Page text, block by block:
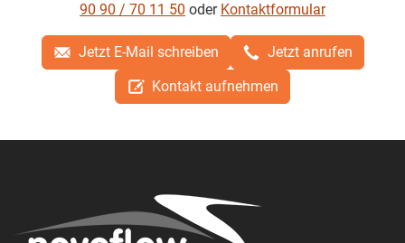
90 90 / 70 11 50 oder Kontaktformular
Jetzt E-Mail schreiben
Jetzt anrufen
Kontakt aufnehmen